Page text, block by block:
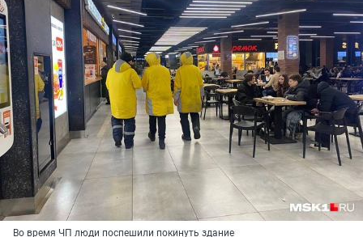
Во время ЧП люди поспешили покинуть здание